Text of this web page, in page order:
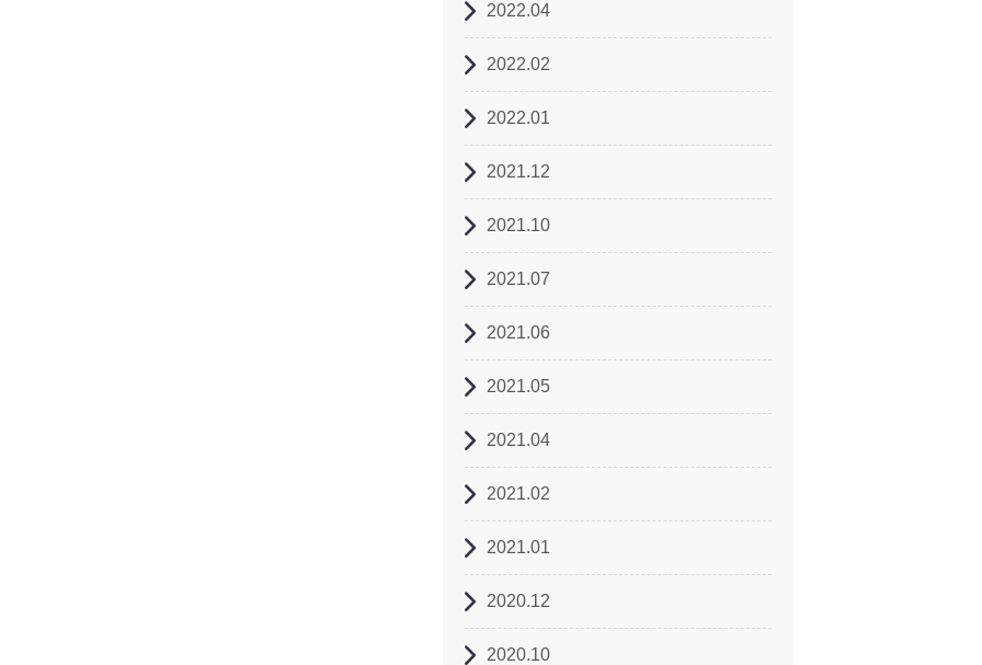
2022.04
2022.02
2022.01
2021.12
2021.10
2021.07
2021.06
2021.05
2021.04
2021.02
2021.01
2020.12
2020.10